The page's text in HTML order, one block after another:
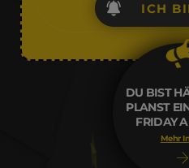
DU BIST
PLANST
FRIDAY
Mehr
ICH